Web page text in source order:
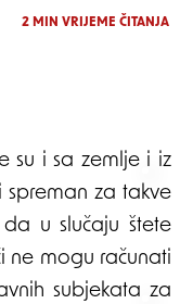
2MIN VRIJEME ČITANJA
spreman za takve
u slučaju štete
ne mogu računati
subjekata za